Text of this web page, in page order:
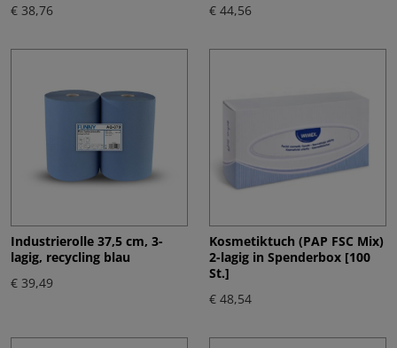
€ 38,76
€ 44,56
Industrierolle 37,5 cm, 3-
lagig, recycling blau
€ 39,49
Kosmetiktuch (PAP FSC Mix)
2-lagig in Spenderbox [100
St.]
€ 48,54